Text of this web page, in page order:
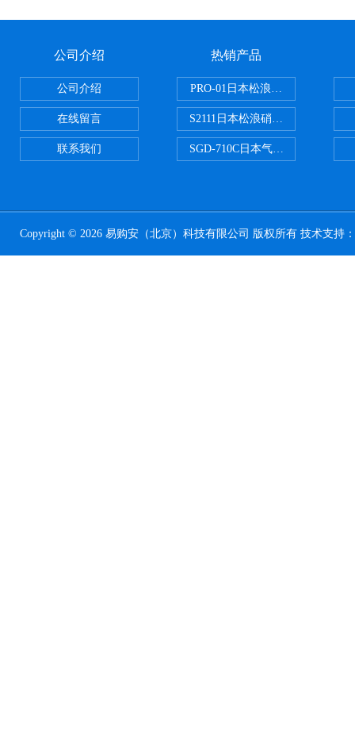
公司介绍
公司介绍
在线留言
联系我们
热销产品
PRO-01日本松浪硝子玻璃制品载
S2111日本松浪硝子载玻片
SGD-710C日本气体分割器
Copyright © 2026 易购安（北京）科技有限公司 版权所有 技术支持：